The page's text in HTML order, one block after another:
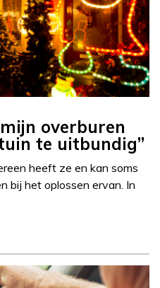
overburen
te uitbundig”
heeft ze en kan soms
bij het oplossen ervan. In